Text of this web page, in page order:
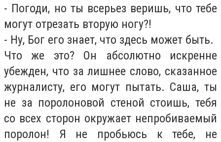
- Погоди, но ты всерьез веришь, что тебе
могут отрезать вторую ногу?!
- Ну, Бог его знает, что здесь может быть.
Что же это? Он абсолютно искренне
убежден, что за лишнее слово, сказанное
журналисту, его могут пытать. Саша, ты
не за поролоновой стеной стоишь, тебя
со всех сторон окружает непробиваемый
поролон! Я не пробьюсь к тебе, не